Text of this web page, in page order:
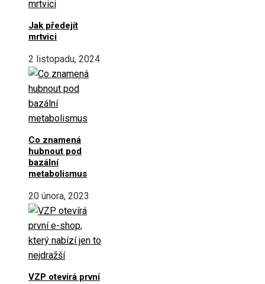
Jak předejít
mrtvici
2 listopadu, 2024
Co znamená
hubnout pod
bazální
metabolismus
20 února, 2023
VZP otevírá první